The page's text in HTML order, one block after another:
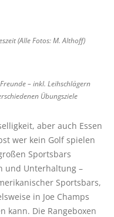
(Alle Fotos: M. Althoff)
– inkl. Leihschlägern
Übungsziele
aber auch Essen
wer kein Golf spielen
Sportsbars
und Unterhaltung –
Sportsbars,
in Joe Champs
kann. Die Rangeboxen